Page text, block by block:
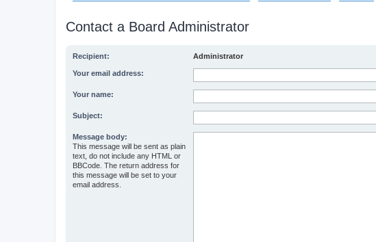
Contact a Board Administrator
Recipient: Administrator
Your email address:
Your name:
Subject:
Message body:
This message will be sent as plain
text, do not include any HTML or
BBCode. The return address for
this message will be set to your
email address.